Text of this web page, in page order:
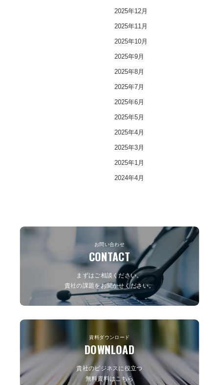
2025年12月
2025年11月
2025年10月
2025年9月
2025年8月
2025年7月
2025年6月
2025年5月
2025年4月
2025年3月
2025年1月
2024年4月
資料ダウンロード
DOWNLOAD
貴社のビジネスに役立つ
無料資料はこちら
お問い合わせ
CONTACT
まずはご相談ください。
貴社の課題をお聞かせください。